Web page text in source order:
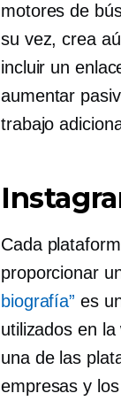
motores de
su vez, crea
incluir un
aumentar
trabajo
Cada
proporcionar
biografía” es
utilizados en
una de las
empresas y